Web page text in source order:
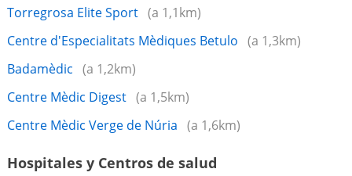
Torregrosa Elite Sport (a 1,1km)
Centre d'Especialitats Mèdiques Betulo (a 1,3km)
Badamèdic (a 1,2km)
Centre Mèdic Digest (a 1,5km)
Centre Mèdic Verge de Núria (a 1,6km)
Hospitales y Centros de salud